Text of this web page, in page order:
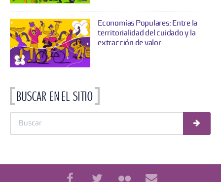
Economías Populares: Entre la
territorialidad del cuidado y la
extracción de valor
Buscar en el sitio